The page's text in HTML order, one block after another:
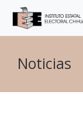
Noticias